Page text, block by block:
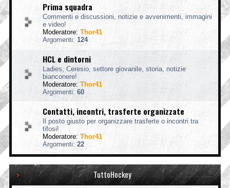
Prima squadra
Commenti e discussioni, notizie e avvenimenti, immagini
e video!
Moderatore: Thor41
Argomenti: 124
HCL e dintorni
Ladies, Ceresio, settore giovanile, storia, notizie
bianconere!
Moderatore: Thor41
Argomenti: 60
Contatti, incontri, trasferte organizzate
Il posto giusto per organizzare trasferte o incontri tra
tifosi!
Moderatore: Thor41
Argomenti: 22
TuttoHockey